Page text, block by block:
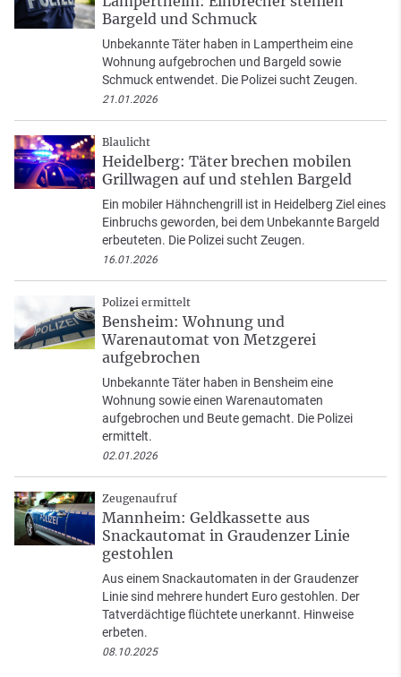
Bargeld und Schmuck
Unbekannte Täter haben in Lampertheim eine
Wohnung aufgebrochen und Bargeld sowie
Schmuck entwendet. Die Polizei sucht Zeugen.
21.01.2026
Blaulicht
Heidelberg: Täter brechen mobilen
Grillwagen auf und stehlen Bargeld
Ein mobiler Hähnchengrill ist in Heidelberg Ziel eines
Einbruchs geworden, bei dem Unbekannte Bargeld
erbeuteten. Die Polizei sucht Zeugen.
16.01.2026
Polizei ermittelt
Bensheim: Wohnung und
Warenautomat von Metzgerei
aufgebrochen
Unbekannte Täter haben in Bensheim eine
Wohnung sowie einen Warenautomaten
aufgebrochen und Beute gemacht. Die Polizei
ermittelt.
02.01.2026
Zeugenaufruf
Mannheim: Geldkassette aus
Snackautomat in Graudenzer Linie
gestohlen
Aus einem Snackautomaten in der Graudenzer
Linie sind mehrere hundert Euro gestohlen. Der
Tatverdächtige flüchtete unerkannt. Hinweise
erbeten.
08.10.2025